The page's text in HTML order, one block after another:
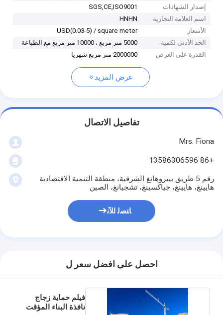
إصدار الشهادات
SGS,CE,ISO9001
اسم العلامة التجارية
HNHN
الأسعار
USD(0.03-5) / square meter
الحد الأدنى لكمية
5000 متر مربع ، 10000 متر مربع مع الطباعة
القدرة على العرض
2000000 متر مربع شهريا
عرض المزيد
تفاصيل الاتصال
Mrs. Fiona
+86 13586306596
رقم 5 طريق بييزوهانغ الشرقية، منطقة التنمية الاقتصادية
هايينغ، هايينغ، جياكسينغ، تشجيانغ، الصين
ﺎﺘﺼﻟ ﺍﻶﻧ
احصل على افضل سعر ل
فيلم حماية زجاج
نافذة البناء المؤقت